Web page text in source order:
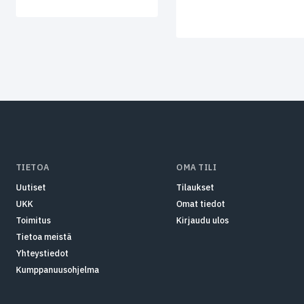
TIETOA
Uutiset
UKK
Toimitus
Tietoa meistä
Yhteystiedot
Kumppanuusohjelma
OMA TILI
Tilaukset
Omat tiedot
Kirjaudu ulos